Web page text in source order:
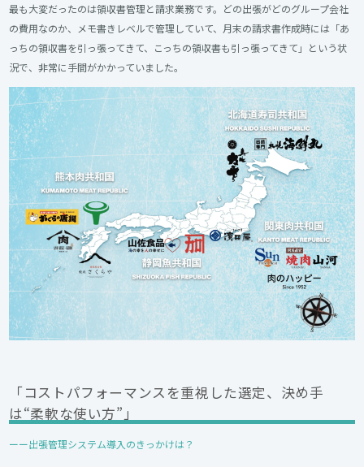
最も大変だったのは領収書管理と請求業務です。どの出張がどのグループ会社
の費用なのか、メモ書きレベルで管理していて、月末の請求書作成時には「あ
っちの領収書を引っ張ってきて、こっちの領収書も引っ張ってきて」という状
況で、非常に手間がかかっていました。
「コストパフォーマンスを重視した選定、決め手
は“柔軟な使い方”」
ーー出張管理システム導入のきっかけは？